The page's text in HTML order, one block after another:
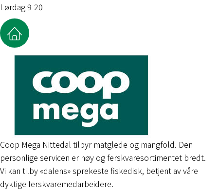
Lørdag 9-20
Coop Mega Nittedal tilbyr matglede og mangfold. Den
personlige servicen er høy og ferskvaresortimentet bredt.
Vi kan tilby «dalens» sprekeste fiskedisk, betjent av våre
dyktige ferskvaremedarbeidere.